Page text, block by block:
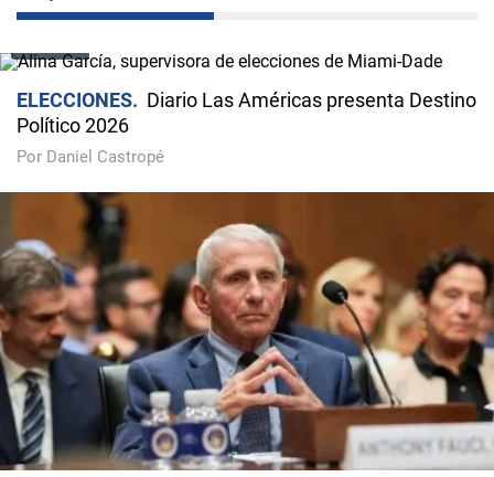
ELECCIONES
Diario Las Américas presenta Destino
Político 2026
Por Daniel Castropé